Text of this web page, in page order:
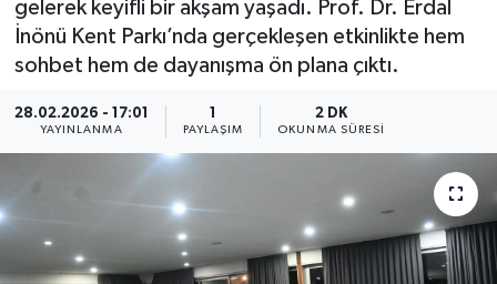
gelerek keyifli bir akşam yaşadı. Prof. Dr. Erdal
İnönü Kent Parkı’nda gerçekleşen etkinlikte hem
sohbet hem de dayanışma ön plana çıktı.
28.02.2026 - 17:01
YAYINLANMA
1
PAYLAŞIM
2 DK
OKUNMA SÜRESI
Genel
Görüntülü Haber
Güncel
Son Dakika Haberleri
Haber Arşivi